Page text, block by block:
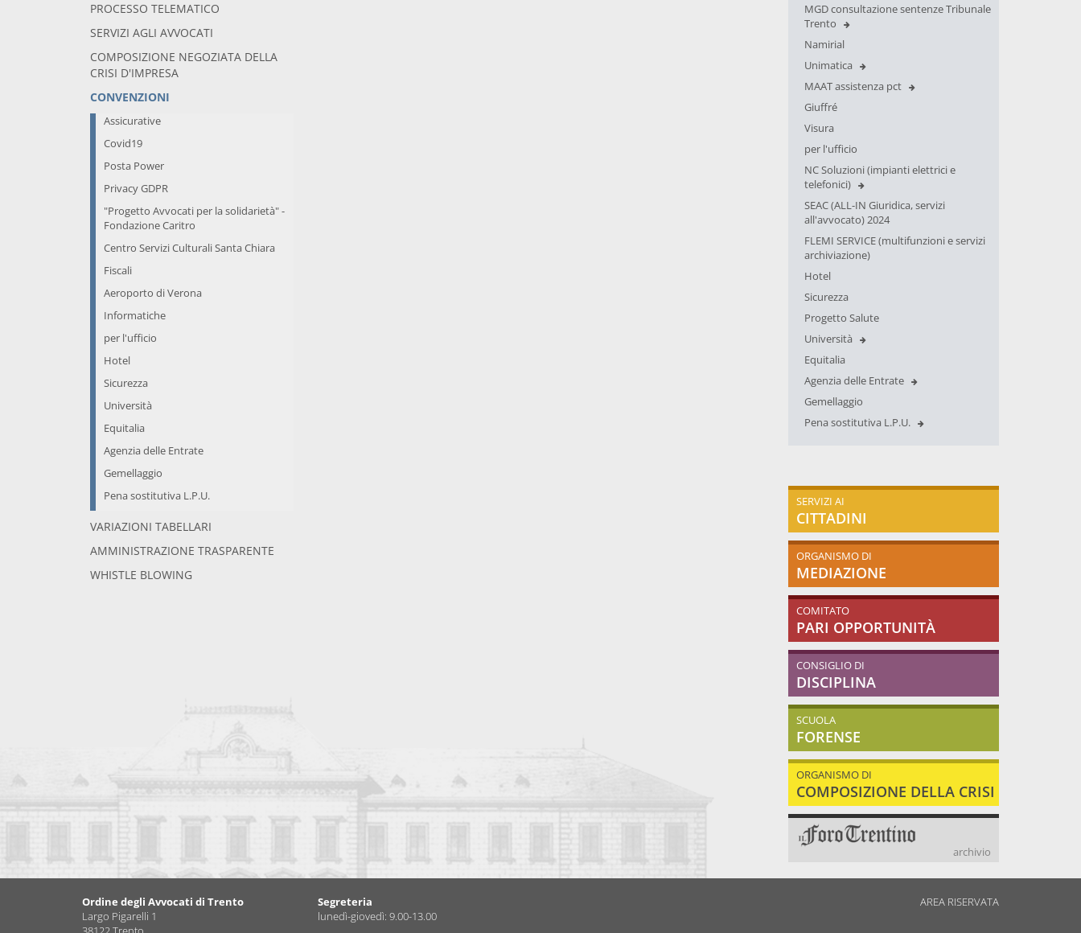
PROCESSO TELEMATICO
SERVIZI AGLI AVVOCATI
COMPOSIZIONE NEGOZIATA DELLA
CRISI D'IMPRESA
CONVENZIONI
Assicurative
Covid19
Posta Power
Privacy GDPR
"Progetto Avvocati per la solidarietà" -
Fondazione Caritro
Centro Servizi Culturali Santa Chiara
Fiscali
Aeroporto di Verona
Informatiche
per l'ufficio
Hotel
Sicurezza
Università
Equitalia
Agenzia delle Entrate
Gemellaggio
Pena sostitutiva L.P.U.
VARIAZIONI TABELLARI
AMMINISTRAZIONE TRASPARENTE
WHISTLE BLOWING
MGD consultazione sentenze Tribunale
Trento
Namirial
Unimatica
MAAT assistenza pct
Giuffré
Visura
per l'ufficio
NC Soluzioni (impianti elettrici e
telefonici)
SEAC (ALL-IN Giuridica, servizi
all'avvocato) 2024
FLEMI SERVICE (multifunzioni e servizi
archiviazione)
Hotel
Sicurezza
Progetto Salute
Università
Equitalia
Agenzia delle Entrate
Gemellaggio
Pena sostitutiva L.P.U.
SERVIZI AI
CITTADINI
ORGANISMO DI
MEDIAZIONE
COMITATO
PARI OPPORTUNITÀ
CONSIGLIO DI
DISCIPLINA
SCUOLA
FORENSE
ORGANISMO DI
COMPOSIZIONE DELLA CRISI
archivio
Ordine degli Avvocati di Trento
Largo Pigarelli 1
Segreteria
lunedì-giovedì: 9.00-13.00
AREA RISERVATA